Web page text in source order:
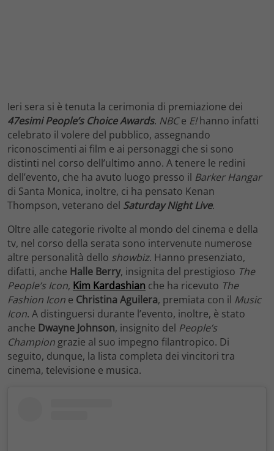
Ieri sera si è tenuta la cerimonia di premiazione dei
47esimi People’s Choice Awards. NBCe E!hanno infatti
celebrato il volere del pubblico, assegnando
riconoscimenti ai film e ai personaggi che si sono
distinti nel corso dell’ultimo anno. A tenere le redini
dell’evento, che ha avuto luogo presso il Barker Hangar
di Santa Monica, inoltre, ci ha pensato Kenan
Thompson, veterano del Saturday Night Live.
Oltre alle categorie rivolte al mondo del cinema e della
tv, nel corso della serata sono intervenute numerose
altre personalità dello showbiz. Hanno presenziato,
difatti, anche Halle Berry, insignita del prestigioso The
People’s Icon, Kim Kardashian che ha ricevuto The
Fashion Icon e Christina Aguilera, premiata con il Music
Icon. A distinguersi durante l’evento, inoltre, è stato
anche Dwayne Johnson, insignito del People’s
Champion grazie al suo impegno filantropico. Di
seguito, dunque, la lista completa dei vincitori tra
cinema, televisione e musica.